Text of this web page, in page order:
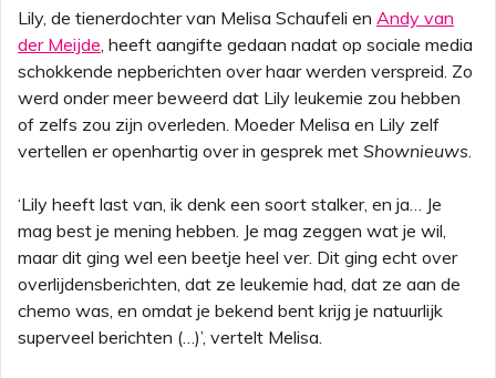
Lily, de tienerdochter van Melisa Schaufeli en Andy van
der Meijde, heeft aangifte gedaan nadat op sociale media
schokkende nepberichten over haar werden verspreid. Zo
werd onder meer beweerd dat Lily leukemie zou hebben
of zelfs zou zijn overleden. Moeder Melisa en Lily zelf
vertellen er openhartig over in gesprek met Shownieuws.
‘Lily heeft last van, ik denk een soort stalker, en ja… Je
mag best je mening hebben. Je mag zeggen wat je wil,
maar dit ging wel een beetje heel ver. Dit ging echt over
overlijdensberichten, dat ze leukemie had, dat ze aan de
chemo was, en omdat je bekend bent krijg je natuurlijk
superveel berichten (…)’, vertelt Melisa.